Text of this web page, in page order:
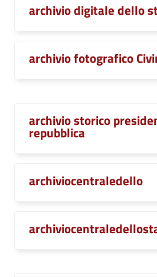
archivio digitale dello
archivio fotografico
archivio storico
repubblica
archiviocentraledello